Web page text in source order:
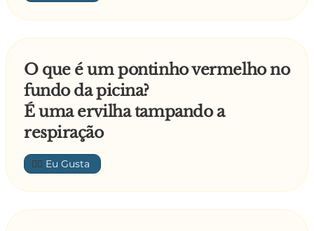
O que é um pontinho vermelho no
fundo da picina?
É uma ervilha tampando a
respiração
👍🏼